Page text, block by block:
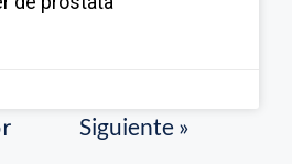
Siguiente »